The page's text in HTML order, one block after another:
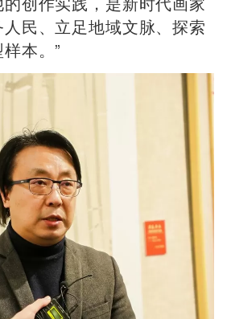
民、立足地域文脉、探索
本。”